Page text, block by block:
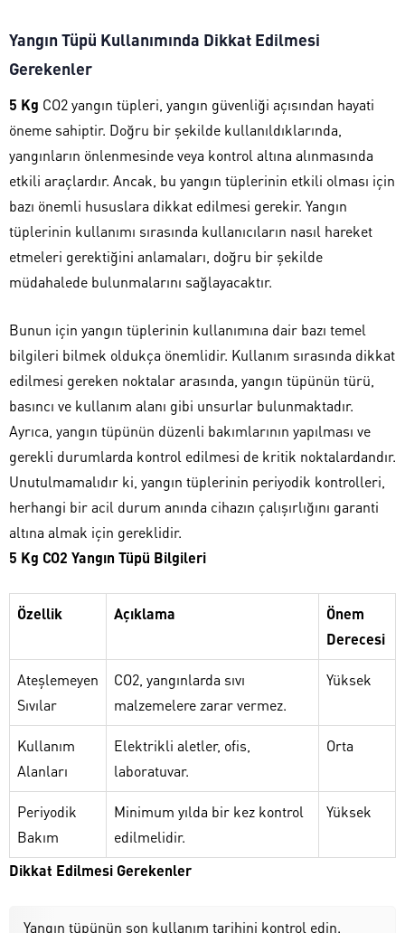
Yangın Tüpü Kullanımında Dikkat Edilmesi
Gerekenler
5 Kg CO2 yangın tüpleri, yangın güvenliği açısından hayati
öneme sahiptir. Doğru bir şekilde kullanıldıklarında,
yangınların önlenmesinde veya kontrol altına alınmasında
etkili araçlardır. Ancak, bu yangın tüplerinin etkili olması için
bazı önemli hususlara dikkat edilmesi gerekir. Yangın
tüplerinin kullanımı sırasında kullanıcıların nasıl hareket
etmeleri gerektiğini anlamaları, doğru bir şekilde
müdahalede bulunmalarını sağlayacaktır.
Bunun için yangın tüplerinin kullanımına dair bazı temel
bilgileri bilmek oldukça önemlidir. Kullanım sırasında dikkat
edilmesi gereken noktalar arasında, yangın tüpünün türü,
basıncı ve kullanım alanı gibi unsurlar bulunmaktadır.
Ayrıca, yangın tüpünün düzenli bakımlarının yapılması ve
gerekli durumlarda kontrol edilmesi de kritik noktalardandır.
Unutulmamalıdır ki, yangın tüplerinin periyodik kontrolleri,
herhangi bir acil durum anında cihazın çalışırlığını garanti
altına almak için gereklidir.
5 Kg CO2 Yangın Tüpü Bilgileri
Özellik Açıklama
Önem
Derecesi
Ateşlemeyen
Sıvılar
CO2, yangınlarda sıvı
malzemelere zarar vermez.
Yüksek
Kullanım
Alanları
Elektrikli aletler, ofis,
laboratuvar.
Orta
Periyodik
Bakım
Minimum yılda bir kez kontrol
edilmelidir.
Yüksek
Dikkat Edilmesi Gerekenler
Yangın tüpünün son kullanım tarihini kontrol edin.